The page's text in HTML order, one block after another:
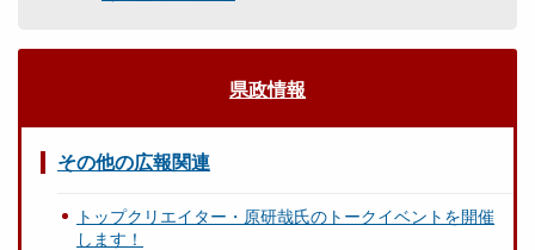
県政情報
その他の広報関連
トップクリエイター・原研哉氏のトークイベントを開催
します！